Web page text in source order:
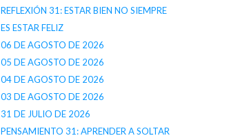
REFLEXIÓN 31: ESTAR BIEN NO SIEMPRE
ES ESTAR FELIZ
06 DE AGOSTO DE 2026
05 DE AGOSTO DE 2026
04 DE AGOSTO DE 2026
03 DE AGOSTO DE 2026
31 DE JULIO DE 2026
PENSAMIENTO 31: APRENDER A SOLTAR